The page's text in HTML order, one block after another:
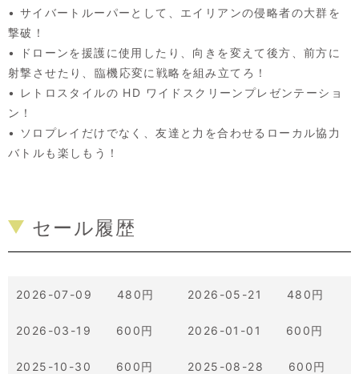
• サイバートルーパーとして、エイリアンの侵略者の大群を
撃破！
• ドローンを援護に使用したり、向きを変えて後方、前方に
射撃させたり、臨機応変に戦略を組み立てろ！
• レトロスタイルの HD ワイドスクリーンプレゼンテーショ
ン！
• ソロプレイだけでなく、友達と力を合わせるローカル協力
バトルも楽しもう！
セール履歴
2026-07-09 480円 2026-05-21 480円
2026-03-19 600円 2026-01-01 600円
2025-10-30 600円 2025-08-28 600円